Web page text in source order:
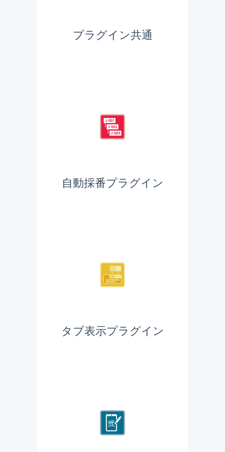
プラグイン共通
自動採番プラグイン
タブ表示プラグイン